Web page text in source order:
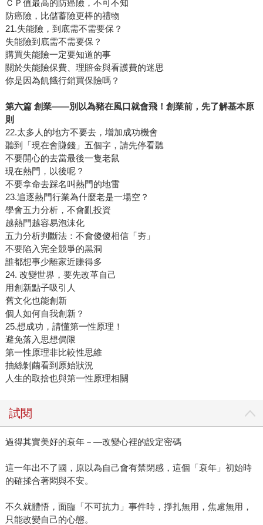
ＣＰ值最高的防癌險，不可不知
防癌險，比儲蓄險更棒的禮物
21.失能險，到底需不需要保？
失能險到底需不需要保？
購買失能險一定要知道的事
關於失能險保費、理賠金與看護費的迷思
你是因為飢餓行銷買保險嗎？
第六篇 創業——別以為豬在風口就會飛！創業前，先了解基本原
則
22.太多人的地方不要去，增加成功機會
聽到「現在會賺錢」五個字，請先停看聽
不要開心的去當最後一隻老鼠
現在熱門，以後呢？
不要拿命去踩名叫熱門的地雷
23.追逐熱門行業為什麼老是一場空？
學會五力分析，不會亂投資
越熱門越容易泡沫化
五力分析判斷法：不會傻傻相信「夯」
不要陷入完全競爭的黑洞
誰都想事少離家近賺得多
24. 改變世界，要先改革自己
用創新點子吸引人
舊文化也能創新
個人如何自我創新？
25.想成功，請懂第一性原理！
避免落入思想侷限
第一性原理非比較性思維
抽絲剝繭看到原始狀況
人生的取捨也與第一性原理相關
試閱
過得其實美好的衰年－—改變心裡的設定密碼
這一年出不了國，原以為自己會有禁閉感，這個「衰年」初始時
的確揉合著悶與不安。
不久就體悟，面臨「不可抗力」事件時，掙扎無用，焦慮無用，
只能改變自己的心態。